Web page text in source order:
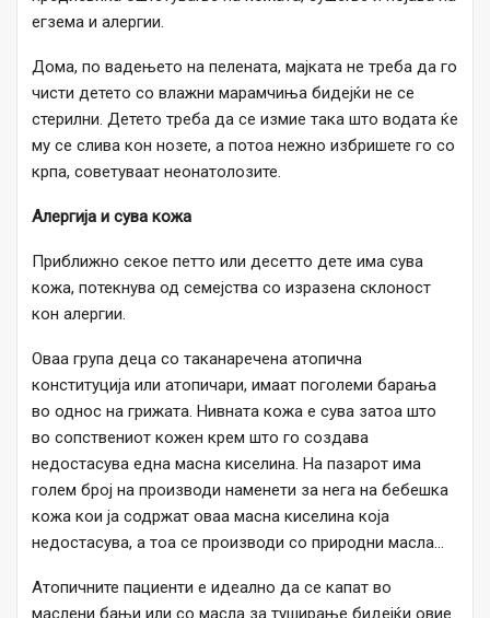
егзема и алергии.
Дома, по вадењето на пелената, мајката не треба да го
чисти детето со влажни марамчиња бидејќи не се
стерилни. Детето треба да се измие така што водата ќе
му се слива кон нозете, а потоа нежно избришете го со
крпа, советуваат неонатолозите.
Алергија и сува кожа
Приближно секое петто или десетто дете има сува
кожа, потекнува од семејства со изразена склоност
кон алергии.
Оваа група деца со таканаречена атопична
конституција или атопичари, имаат поголеми барања
во однос на грижата. Нивната кожа е сува затоа што
во сопствениот кожен крем што го создава
недостасува една масна киселина. На пазарот има
голем број на производи наменети за нега на бебешка
кожа кои ја содржат оваа масна киселина која
недостасува, а тоа се производи со природни масла…
Атопичните пациенти е идеално да се капат во